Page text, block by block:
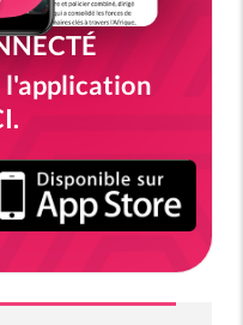
l'application